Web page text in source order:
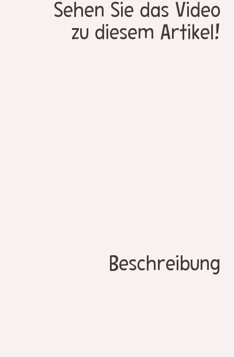
Sehen Sie das Video
zu diesem Artikel!
Beschreibung